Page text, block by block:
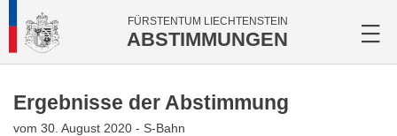
FÜRSTENTUM LIECHTENSTEIN
ABSTIMMUNGEN
Ergebnisse der Abstimmung
vom 30. August 2020 - S-Bahn